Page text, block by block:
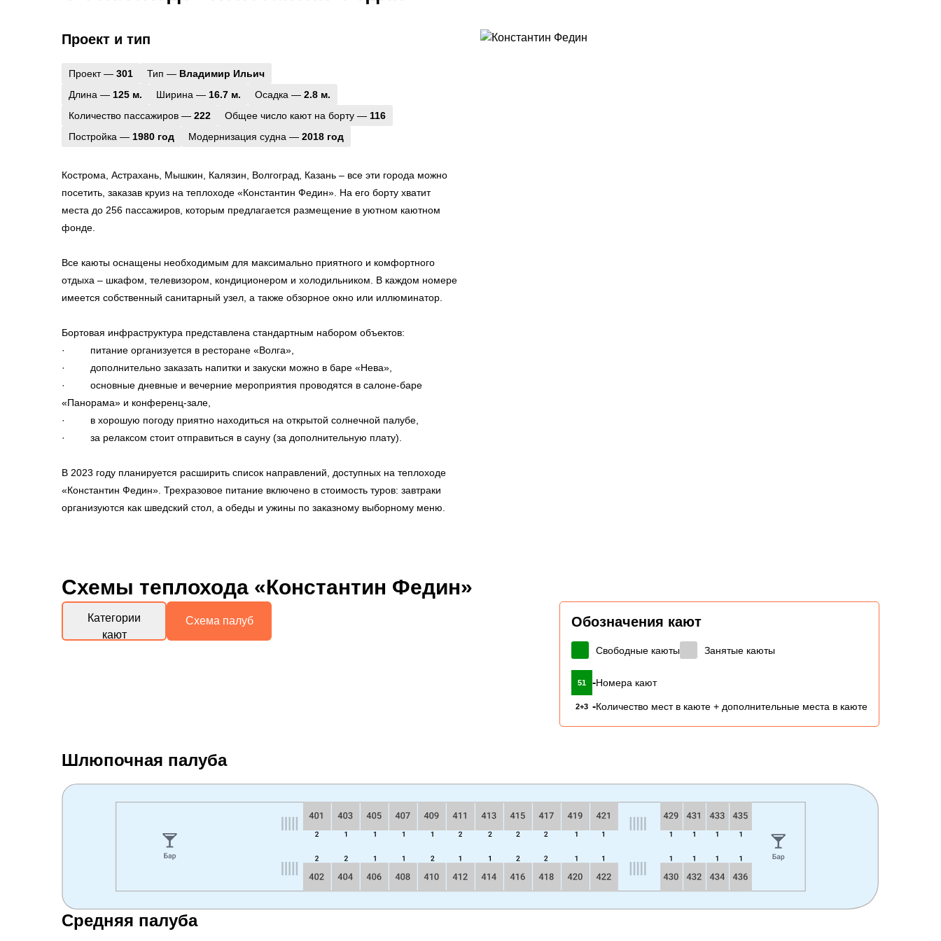
Проект и тип
Проект — 301 Тип — Владимир Ильич
Длина — 125 м. Ширина — 16.7 м. Осадка — 2.8 м.
Количество пассажиров — 222 Общее число кают на борту — 116
Постройка — 1980 год Модернизация судна — 2018 год
Кострома, Астрахань, Мышкин, Калязин, Волгоград, Казань – все эти города можно
посетить, заказав круиз на теплоходе «Константин Федин». На его борту хватит
места до 256 пассажиров, которым предлагается размещение в уютном каютном
фонде.
Все каюты оснащены необходимым для максимально приятного и комфортного
отдыха – шкафом, телевизором, кондиционером и холодильником. В каждом номере
имеется собственный санитарный узел, а также обзорное окно или иллюминатор.
Бортовая инфраструктура представлена стандартным набором объектов:
· питание организуется в ресторане «Волга»,
· дополнительно заказать напитки и закуски можно в баре «Нева»,
· основные дневные и вечерние мероприятия проводятся в салоне-баре
«Панорама» и конференц-зале,
· в хорошую погоду приятно находиться на открытой солнечной палубе,
· за релаксом стоит отправиться в сауну (за дополнительную плату).
В 2023 году планируется расширить список направлений, доступных на теплоходе
«Константин Федин». Трехразовое питание включено в стоимость туров: завтраки
организуются как шведский стол, а обеды и ужины по заказному выборному меню.
Схемы теплохода «Константин Федин»
Обозначения кают
Свободные каюты Занятые каюты
51 -Номера кают
2+3 -Количество мест в каюте + дополнительные места в каюте
Категории
кают
Схема палуб
Шлюпочная палуба
Средняя палуба